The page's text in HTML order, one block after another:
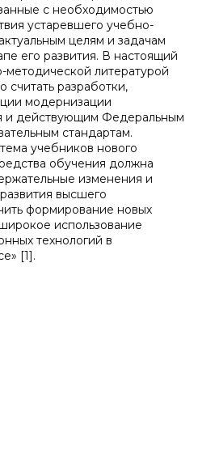
с необходимостью
устаревшего учебно-
целям и задачам
его развития. В настоящий
литературой
считать разработки,
модернизации
и действующим Федеральным
стандартам.
учебников нового
обучения должна
изменения и
высшего
формирование новых
использование
технологий в
[1].